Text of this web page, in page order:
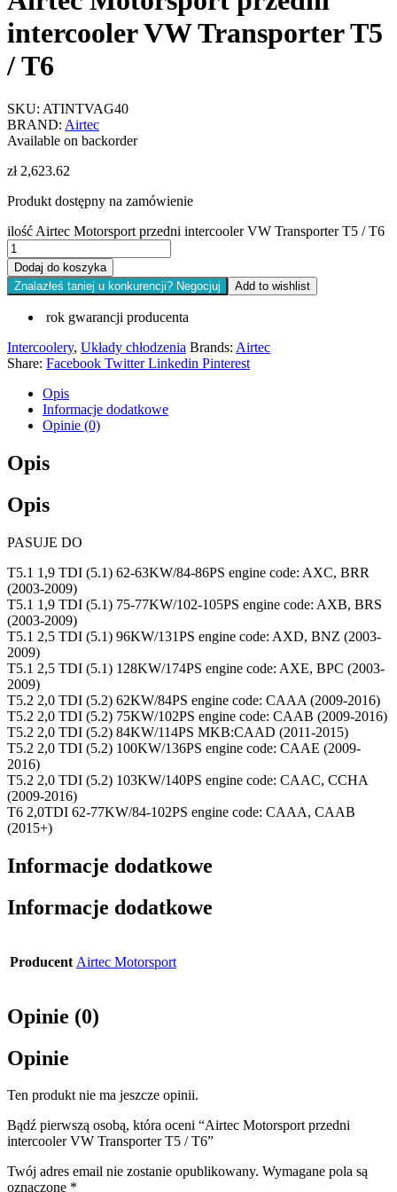
intercooler VW Transporter T5
/ T6
SKU: ATINTVAG40
BRAND: Airtec
Available on backorder
zł2,623.62
Produkt dostępny na zamówienie
ilość Airtec Motorsport przedni intercooler VW Transporter T5 / T6
Dodaj do koszyka
Znalazłeś taniej u konkurencji? Negocjuj
Add to wishlist
rok gwarancji producenta
Intercoolery, Układy chłodzenia Brands: Airtec
Share: Facebook Twitter Linkedin Pinterest
Opis
Informacje dodatkowe
Opinie (0)
Opis
Opis
PASUJE DO
T5.1 1,9 TDI (5.1) 62-63KW/84-86PS engine code: AXC, BRR
(2003-2009)
T5.1 1,9 TDI (5.1) 75-77KW/102-105PS engine code: AXB, BRS
(2003-2009)
T5.1 2,5 TDI (5.1) 96KW/131PS engine code: AXD, BNZ (2003-
2009)
T5.1 2,5 TDI (5.1) 128KW/174PS engine code: AXE, BPC (2003-
2009)
T5.2 2,0 TDI (5.2) 62KW/84PS engine code: CAAA (2009-2016)
T5.2 2,0 TDI (5.2) 75KW/102PS engine code: CAAB (2009-2016)
T5.2 2,0 TDI (5.2) 84KW/114PS MKB:CAAD (2011-2015)
T5.2 2,0 TDI (5.2) 100KW/136PS engine code: CAAE (2009-
2016)
T5.2 2,0 TDI (5.2) 103KW/140PS engine code: CAAC, CCHA
(2009-2016)
T6 2,0TDI 62-77KW/84-102PS engine code: CAAA, CAAB
(2015+)
Informacje dodatkowe
Informacje dodatkowe
Producent Airtec Motorsport
Opinie (0)
Opinie
Ten produkt nie ma jeszcze opinii.
Bądź pierwszą osobą, która oceni “Airtec Motorsport przedni
intercooler VW Transporter T5 / T6”
Twój adres email nie zostanie opublikowany. Wymagane pola są
oznaczone *